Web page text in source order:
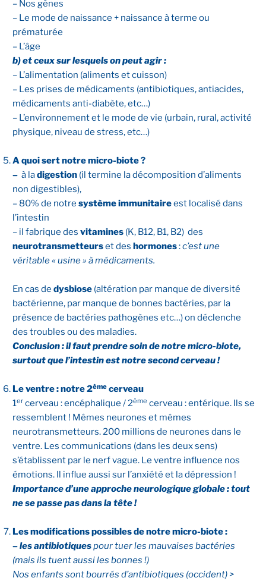
– Nos gènes
– Le mode de naissance + naissance à terme ou
prématurée
– L’âge
b) et ceux sur lesquels on peut agir :
– L’alimentation (aliments et cuisson)
– Les prises de médicaments (antibiotiques, antiacides,
médicaments anti-diabète, etc…)
– L’environnement et le mode de vie (urbain, rural, activité
physique, niveau de stress, etc…)
A quoi sert notre micro-biote ?
–à ladigestion (il termine la décomposition d’aliments
non digestibles),
– 80% de notresystème immunitaireest localisé dans
l’intestin
– il fabrique desvitamines (K, B12, B1, B2) des
neurotransmetteurset deshormones:c’est une
véritable « usine » à médicaments.
En cas dedysbiose (altération par manque de diversité
bactérienne, par manque de bonnes bactéries, par la
présence de bactéries pathogènes etc…) on déclenche
des troubles ou des maladies.
Conclusion :il faut prendre soin de notre micro-biote,
surtout que l’intestin est notre second cerveau !
Le ventre : notre 2ème cerveau
1er cerveau : encéphalique / 2ème cerveau : entérique. Ils se
ressemblent ! Mêmes neurones et mêmes
neurotransmetteurs. 200 millions de neurones dans le
ventre. Les communications (dans les deux sens)
s’établissent par le nerf vague. Le ventre influence nos
émotions. Il influe aussi sur l’anxiété et la dépression !
Importance d’une approche neurologique globale : tout
ne se passe pas dans la tête !
Les modifications possibles de notre micro-biote :
–les antibiotiquespour tuer les mauvaises bactéries
(mais ils tuent aussi les bonnes !)
Nos enfants sont bourrés d’antibiotiques (occident) >